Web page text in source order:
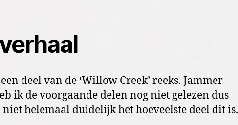
een deel van de ‘Willow Creek’ reeks. Jammer
ik de voorgaande delen nog niet gelezen dus
helemaal duidelijk het hoeveelste deel dit is.